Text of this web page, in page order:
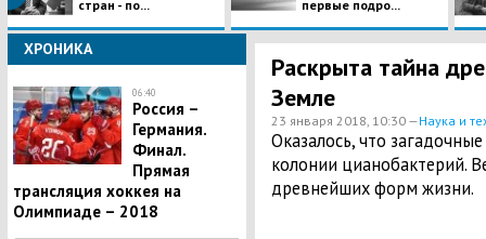
стран - по...
первые подро...
ХРОНИКА
06:40
Россия –
Германия.
Финал.
Прямая
трансляция хоккея на
Олимпиаде – 2018
Раскрыта тайна
Земле
23 января 2018, 10:30 —Наука и
Оказалось, что
колонии цианобактерий.
древнейших форм жизни.